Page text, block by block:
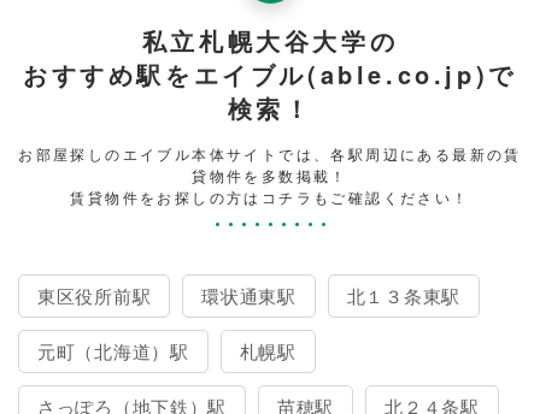
私立札幌大谷大学の
おすすめ駅をエイブル(able.co.jp)で
検索！
お部屋探しのエイブル本体サイトでは、各駅周辺にある最新の賃
貸物件を多数掲載！
賃貸物件をお探しの方はコチラもご確認ください！
東区役所前駅 環状通東駅 北１３条東駅
元町（北海道）駅 札幌駅
さっぽろ（地下鉄）駅 苗穂駅 北２４条駅